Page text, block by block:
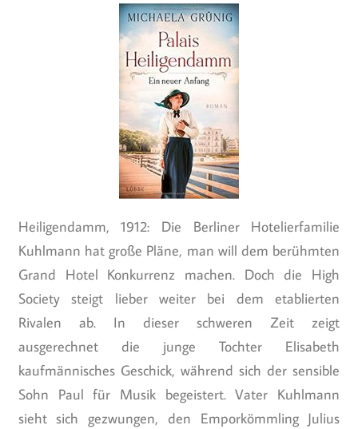
Heiligendamm, 1912: Die Berliner Hotelierfamilie
Kuhlmann hat große Pläne, man will dem berühmten
Grand Hotel Konkurrenz machen. Doch die High
Society steigt lieber weiter bei dem etablierten
Rivalen ab. In dieser schweren Zeit zeigt
ausgerechnet die junge Tochter Elisabeth
kaufmännisches Geschick, während sich der sensible
Sohn Paul für Musik begeistert. Vater Kuhlmann
sieht sich gezwungen, den Emporkömmling Julius